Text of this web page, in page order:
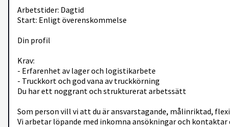
Arbetstider: Dagtid
Start: Enligt överenskommelse
Din profil
Krav:
- Erfarenhet av lager och logistikarbete
- Truckkort och god vana av truckkörning
Du har ett noggrant och strukturerat arbetssätt
Som person vill vi att du är ansvarstagande, målinriktad,
Vi arbetar löpande med inkomna ansökningar och